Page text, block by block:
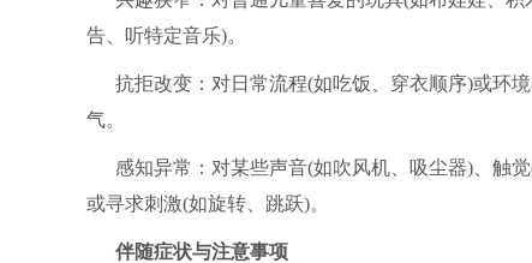
告、听特定音乐)。
抗拒改变：对日常流程(如吃饭、穿衣顺序)或环
气。
感知异常：对某些声音(如吹风机、吸尘器)、触
或寻求刺激(如旋转、跳跃)。
伴随症状与注意事项